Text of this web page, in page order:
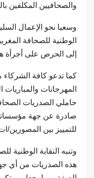
والصحافيين المكلفين
وسعيا نحو الإعمال
الوطنية للصحافة
إلى الحرص على أجرأة
كما تدعو كافة
المهرجانات والمباريات
حاملي الصدريات
صادرة عن جهة
للتمييز بين المصورين/
وتنبه النقابة الوطنية
هذه الصدريات من أي